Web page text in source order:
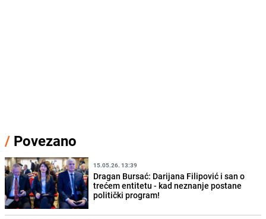
/ Povezano
15.05.26. 13:39
Dragan Bursać: Darijana Filipović i san o
trećem entitetu - kad neznanje postane
politički program!